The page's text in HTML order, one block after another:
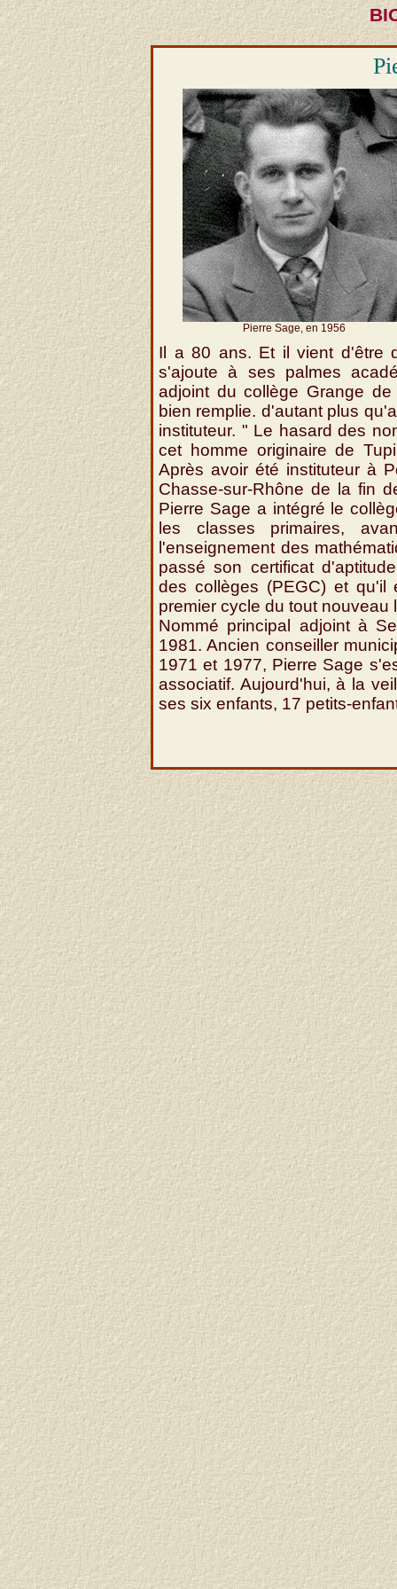
Pierre Sage, en 1956
Il a 80 ans. Et il vient d'être
s'ajoute à ses palmes
adjoint du collège Grange
bien remplie. d'autant plus
instituteur. " Le hasard des
cet homme originaire de
Après avoir été instituteur à
Chasse-sur-Rhône de la fin
Pierre Sage a intégré le
les classes primaires,
l'enseignement des
passé son certificat
des collèges (PEGC) et qu'il
premier cycle du tout
Nommé principal adjoint à
1981. Ancien conseiller
1971 et 1977, Pierre Sage
associatif. Aujourd'hui, à la
ses six enfants, 17 petits-